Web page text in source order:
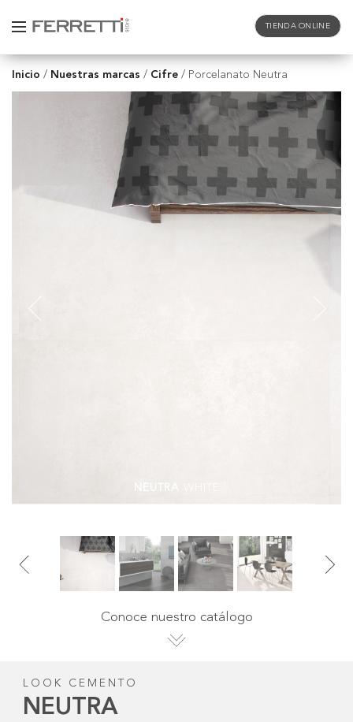
TIENDA ONLINE
Inicio / Nuestras marcas / Cifre / Porcelanato Neutra
NEUTRA
Conoce nuestro catálogo
LOOK CEMENTO
NEUTRA